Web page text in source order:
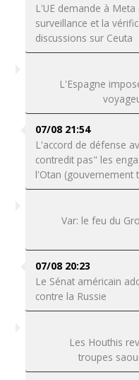
L'UE demande à
surveillance et la
discussions sur Ceuta
L'Espagne
07/08 21:54
L'accord de défense
contredit pas" les
l'Otan (gouvernement
Var: le feu du
07/08 20:23
Le Sénat américain
contre la Russie
Les Houthis
troupes